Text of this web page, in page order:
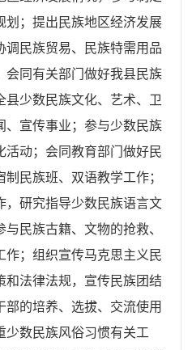
划；提出民族地区经济发展
调民族贸易、民族特需用品
会同有关部门做好我县民族
少数民族文化、艺术、卫
、宣传事业；参与少数民族
活动；会同教育部门做好民
民族班、双语教学工作；
，研究指导少数民族语言文
民族古籍、文物的抢救、
作；组织宣传马克思主义民
和法律法规，宣传民族团结
的培养、选拔、交流使用
少数民族风俗习惯有关工